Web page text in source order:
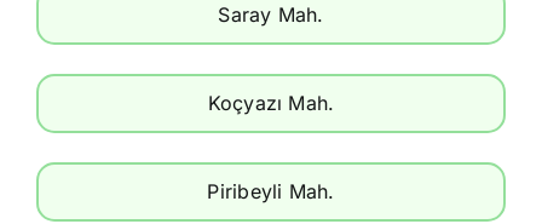
Saray Mah.
Koçyazı Mah.
Piribeyli Mah.